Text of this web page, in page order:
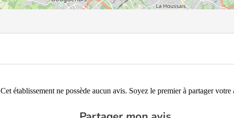
Cet établissement ne possède aucun avis. Soyez le premier à partager votre